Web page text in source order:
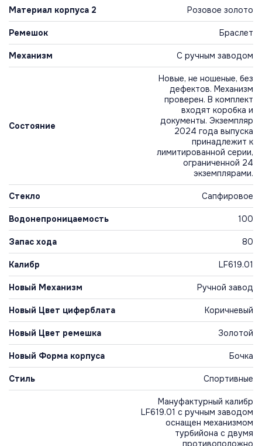
Материал корпуса 2 Розовое золото
Ремешок Браслет
Механизм С ручным заводом
Состояние
Новые, не ношеные, без
дефектов. Механизм
проверен. В комплект
входят коробка и
документы. Экземпляр
2024 года выпуска
принадлежит к
лимитированной серии,
ограниченной 24
экземплярами.
Стекло Сапфировое
Водонепроницаемость 100
Запас хода 80
Калибр LF619.01
Новый Механизм Ручной завод
Новый Цвет циферблата Коричневый
Новый Цвет ремешка Золотой
Новый Форма корпуса Бочка
Стиль Спортивные
Мануфактурный калибр
LF619.01 с ручным заводом
оснащен механизмом
турбийона с двумя
противоположно